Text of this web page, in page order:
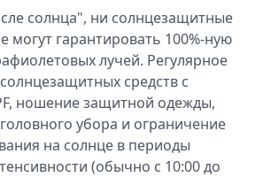
солнца", ни солнцезащитные
могут гарантировать 100%-ную
лучей. Регулярное
средств с
ношение защитной одежды,
убора и ограничение
на солнце в периоды
(обычно с 10:00 до